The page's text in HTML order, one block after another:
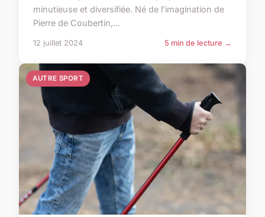
minutieuse et diversifiée. Né de l'imagination de
Pierre de Coubertin,...
12 juillet 2024 5 min de lecture →
AUTRE SPORT